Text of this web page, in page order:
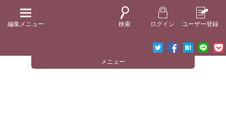
編集メニュー 検索 ログイン ユーザー登録
メニュー